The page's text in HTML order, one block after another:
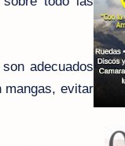
adecuados
mangas, evitar